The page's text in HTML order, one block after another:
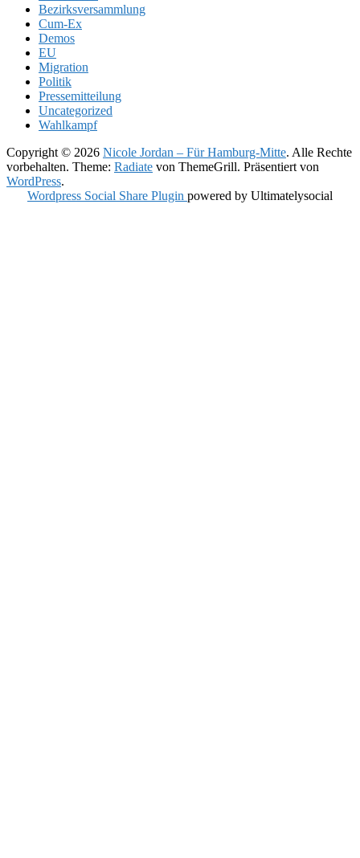
Bezirksversammlung
Cum-Ex
Demos
EU
Migration
Politik
Pressemitteilung
Uncategorized
Wahlkampf
Copyright © 2026 Nicole Jordan – Für Hamburg-Mitte. Alle Rechte
vorbehalten. Theme: Radiate von ThemeGrill. Präsentiert von
WordPress.
Wordpress Social Share Plugin powered by Ultimatelysocial